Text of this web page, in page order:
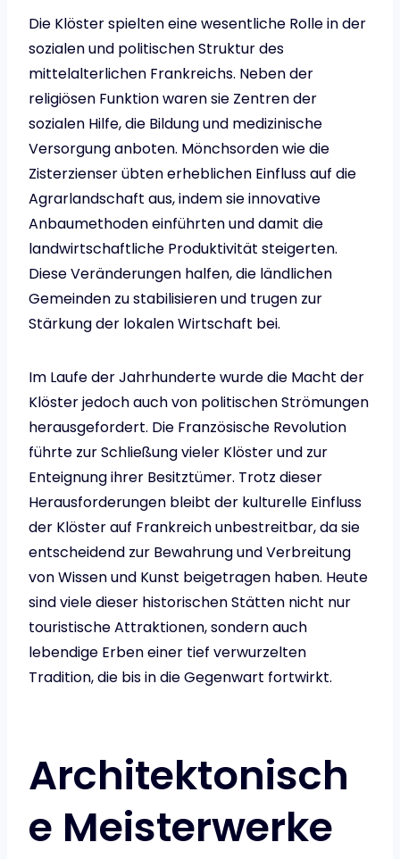
Die Klöster spielten eine wesentliche Rolle in der
sozialen und politischen Struktur des
mittelalterlichen Frankreichs. Neben der
religiösen Funktion waren sie Zentren der
sozialen Hilfe, die Bildung und medizinische
Versorgung anboten. Mönchsorden wie die
Zisterzienser übten erheblichen Einfluss auf die
Agrarlandschaft aus, indem sie innovative
Anbaumethoden einführten und damit die
landwirtschaftliche Produktivität steigerten.
Diese Veränderungen halfen, die ländlichen
Gemeinden zu stabilisieren und trugen zur
Stärkung der lokalen Wirtschaft bei.
Im Laufe der Jahrhunderte wurde die Macht der
Klöster jedoch auch von politischen Strömungen
herausgefordert. Die Französische Revolution
führte zur Schließung vieler Klöster und zur
Enteignung ihrer Besitztümer. Trotz dieser
Herausforderungen bleibt der kulturelle Einfluss
der Klöster auf Frankreich unbestreitbar, da sie
entscheidend zur Bewahrung und Verbreitung
von Wissen und Kunst beigetragen haben. Heute
sind viele dieser historischen Stätten nicht nur
touristische Attraktionen, sondern auch
lebendige Erben einer tief verwurzelten
Tradition, die bis in die Gegenwart fortwirkt.
Architektonisch
e Meisterwerke